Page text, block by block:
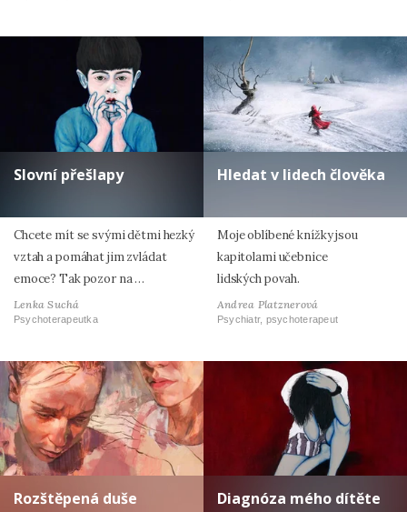
Slovní přešlapy
Chcete mít se svými dětmi hezký
vztah a pomáhat jim zvládat
emoce? Tak pozor na …
Lenka Suchá
Psychoterapeutka
Hledat v lidech člověka
Moje oblíbené knížky jsou
kapitolami učebnice
lidských povah.
Andrea Platznerová
Psychiatr, psychoterapeut
Rozštěpená duše Diagnóza mého dítěte